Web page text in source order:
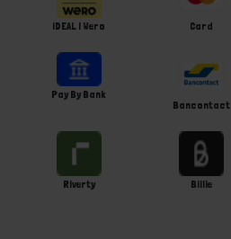
iDEAL | Wero Card
Pay By Bank
Bancontact
Riverty Billie